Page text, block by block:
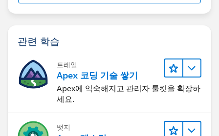
관련 학습
트레일
Apex 코딩 기술 쌓기
Apex에 익숙해지고 관리자 툴킷을 확장하
세요.
뱃지